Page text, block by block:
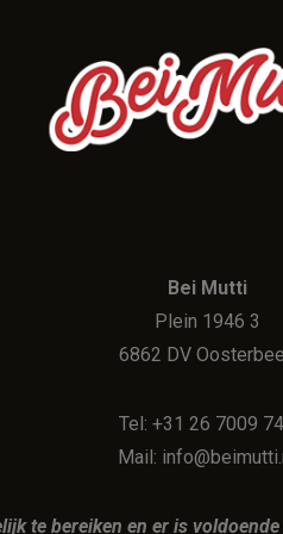
Bei Mutti
Plein 1946 3
6862 DV
Tel: +31 26 7009
Mail:
te bereiken en er is